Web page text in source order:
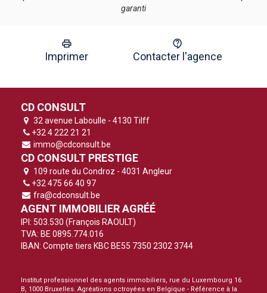
garanti
Imprimer Contacter l'agence
CD CONSULT
32 avenue Laboulle - 4130 Tilff
+32 4 222 21 21
immo@cdconsult.be
CD CONSULT PRESTIGE
109 route du Condroz - 4031 Angleur
+32 475 66 40 97
fra@cdconsult.be
AGENT IMMOBILIER AGRÉÉ
IPI: 503.530 (François RAOULT)
TVA: BE 0895.774.016
IBAN: Compte tiers KBC BE55 7350 2302 3744
Institut professionnel des agents immobiliers, rue du Luxembourg 16
B, 1000 Bruxelles. Agréations octroyées en Belgique - Référence à la